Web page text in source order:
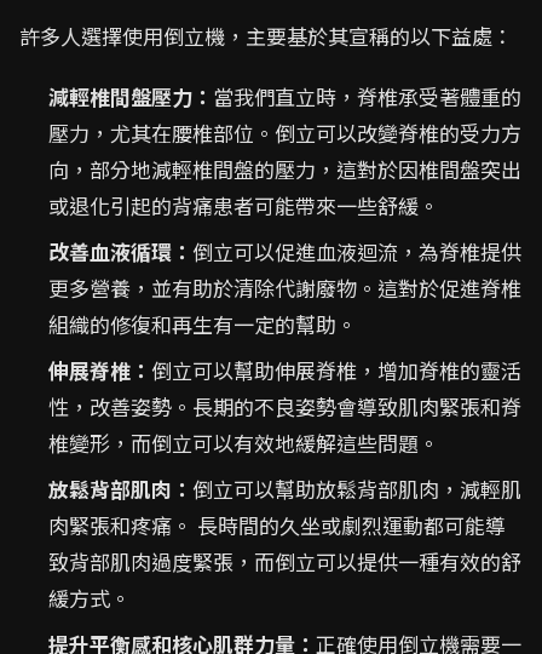
許多人選擇使用倒立機，主要基於其宣稱的以下益處：
減輕椎間盤壓力： 當我們直立時，脊椎承受著體重的
壓力，尤其在腰椎部位。倒立可以改變脊椎的受力方
向，部分地減輕椎間盤的壓力，這對於因椎間盤突出
或退化引起的背痛患者可能帶來一些舒緩。
改善血液循環： 倒立可以促進血液迴流，為脊椎提供
更多營養，並有助於清除代謝廢物。這對於促進脊椎
組織的修復和再生有一定的幫助。
伸展脊椎： 倒立可以幫助伸展脊椎，增加脊椎的靈活
性，改善姿勢。長期的不良姿勢會導致肌肉緊張和脊
椎變形，而倒立可以有效地緩解這些問題。
放鬆背部肌肉： 倒立可以幫助放鬆背部肌肉，減輕肌
肉緊張和疼痛。 長時間的久坐或劇烈運動都可能導
致背部肌肉過度緊張，而倒立可以提供一種有效的舒
緩方式。
提升平衡感和核心肌群力量： 正確使用倒立機需要一